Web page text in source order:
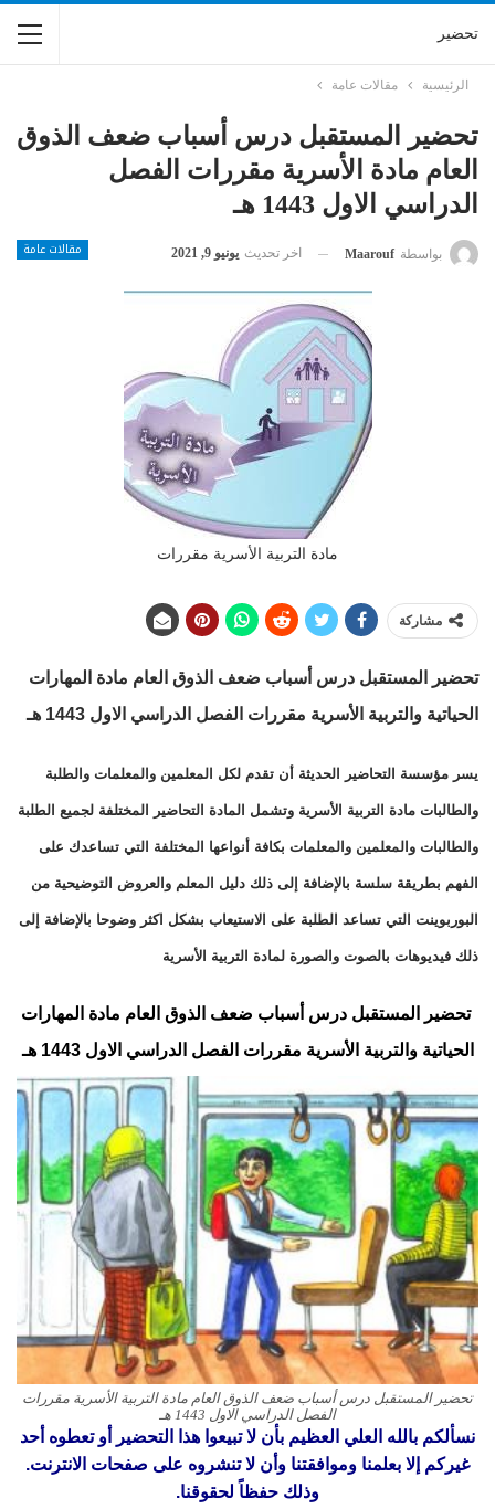
تحضير
الرئيسية مقالات عامة
تحضير المستقبل درس أسباب ضعف الذوق
العام مادة الأسرية مقررات الفصل
الدراسي الاول 1443 هـ
مقالات عامة بواسطة Maarouf اخر تحديث يونيو 9, 2021
مادة التربية الأسرية مقررات
مشاركة
تحضير المستقبل درس أسباب ضعف الذوق العام مادة المهارات
الحياتية والتربية الأسرية مقررات الفصل الدراسي الاول 1443 هـ
يسر مؤسسة التحاضير الحديثة أن تقدم لكل المعلمين والمعلمات والطلبة
والطالبات مادة التربية الأسرية وتشمل المادة التحاضير المختلفة لجميع الطلبة
والطالبات والمعلمين والمعلمات بكافة أنواعها المختلفة التي تساعدك على
الفهم بطريقة سلسة بالإضافة إلى ذلك دليل المعلم والعروض التوضيحية من
البوربوينت التي تساعد الطلبة على الاستيعاب بشكل اكثر وضوحا بالإضافة إلى
ذلك فيديوهات بالصوت والصورة لمادة التربية الأسرية
تحضير المستقبل درس أسباب ضعف الذوق العام مادة المهارات
الحياتية والتربية الأسرية مقررات الفصل الدراسي الاول1443 هـ
تحضير المستقبل درس أسباب ضعف الذوق العام مادة التربية الأسرية مقررات
الفصل الدراسي الاول 1443 هـ
نسألكم بالله العلي العظيم بأن لا تبيعوا هذا التحضير أو تعطوه أحد
غيركم إلا بعلمنا وموافقتنا وأن لا تنشروه على صفحات الانترنت.
وذلك حفظاً لحقوقنا.